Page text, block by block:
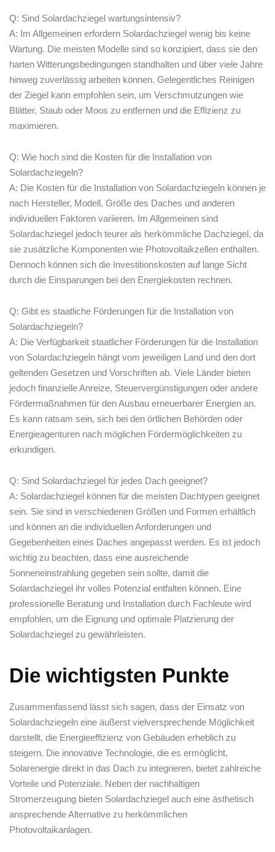
Q: ​Sind Solardachziegel wartungsintensiv?
A: Im Allgemeinen erfordern Solardachziegel wenig bis keine
Wartung. Die meisten Modelle sind so konzipiert, dass sie den
harten Witterungsbedingungen standhalten und über viele Jahre
hinweg zuverlässig arbeiten⁣ können. Gelegentliches Reinigen
der Ziegel kann empfohlen sein, um⁤ Verschmutzungen wie
Blätter, Staub oder Moos zu entfernen und die Effizienz zu
maximieren.
Q: Wie hoch sind die Kosten für die Installation von ​
Solardachziegeln?
A: Die Kosten für die Installation von Solardachziegeln können je
nach Hersteller, Modell, Größe ⁣des Daches und anderen
individuellen Faktoren variieren. Im Allgemeinen sind
Solardachziegel jedoch teurer als herkömmliche Dachziegel, da
sie zusätzliche Komponenten⁤ wie Photovoltaikzellen enthalten.
Dennoch können sich die Investitionskosten auf lange Sicht
durch die Einsparungen bei den Energiekosten rechnen.
Q: Gibt es staatliche Förderungen für die Installation von
Solardachziegeln?
A: Die Verfügbarkeit staatlicher ‌Förderungen für die Installation
von Solardachziegeln hängt vom jeweiligen Land und den dort
geltenden Gesetzen und Vorschriften ab. Viele Länder bieten
jedoch finanzielle Anreize, Steuervergünstigungen oder andere
Fördermaßnahmen für den Ausbau erneuerbarer ⁣Energien an.
Es kann ratsam sein, sich bei den örtlichen Behörden oder
Energieagenturen nach möglichen Fördermöglichkeiten zu
erkundigen.
Q: Sind Solardachziegel für jedes Dach geeignet?
A:​ Solardachziegel können für die meisten Dachtypen geeignet⁢
sein. Sie sind in verschiedenen Größen und⁢ Formen erhältlich
und können an die individuellen Anforderungen ‌und
Gegebenheiten eines Daches angepasst werden.⁤ Es ist jedoch
wichtig zu beachten, dass eine ausreichende
Sonneneinstrahlung gegeben sein sollte, damit die
Solardachziegel ihr volles ⁤Potenzial entfalten können. Eine
professionelle‍ Beratung und Installation durch Fachleute wird
empfohlen, um die Eignung und optimale Platzierung der
Solardachziegel zu gewährleisten.
Die⁢ wichtigsten⁣ Punkte
Zusammenfassend lässt⁢ sich⁢ sagen, dass der Einsatz von
Solardachziegeln eine äußerst vielversprechende Möglichkeit
darstellt, die Energieeffizienz von Gebäuden erheblich zu
steigern. Die innovative ​Technologie, die es ermöglicht,
Solarenergie direkt ⁣in das Dach ⁣zu integrieren, bietet zahlreiche
Vorteile und Potenziale. Neben der nachhaltigen
Stromerzeugung ‌bieten Solardachziegel auch eine ästhetisch
ansprechende Alternative zu herkömmlichen
Photovoltaikanlagen.